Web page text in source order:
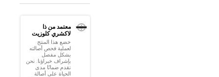
معتمد من ذا
لاكشري كلوزيت
خضع هذا المنتج
لعملية فحص أصالته
بشكل مفصل
بإشراف خبراؤنا. نحن
نقدم ضمانًا مدى
الحياة على أصالة